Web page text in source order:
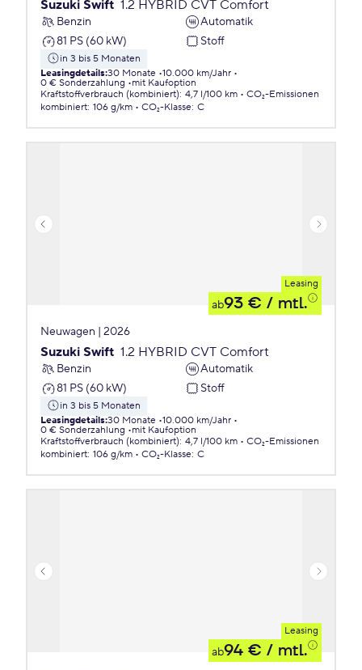
Suzuki Swift 1.2 HYBRID CVT Comfort
Benzin
Automatik
81 PS (60 kW)
Stoff
in 3 bis 5 Monaten
Leasingdetails:30 Monate 10.000 km/Jahr
0 € Sonderzahlung
mit Kaufoption
Kraftstoffverbrauch (kombiniert): 4,7 l/100 km
CO₂-Emissionen
kombiniert: 106 g/km CO₂-Klasse: C
Leasing
ab93 € / mtl.
Neuwagen | 2026
Suzuki Swift 1.2 HYBRID CVT Comfort
Benzin
Automatik
81 PS (60 kW)
Stoff
in 3 bis 5 Monaten
Leasingdetails:30 Monate 10.000 km/Jahr
0 € Sonderzahlung
mit Kaufoption
Kraftstoffverbrauch (kombiniert): 4,7 l/100 km
CO₂-Emissionen
kombiniert: 106 g/km CO₂-Klasse: C
Leasing
ab94 € / mtl.